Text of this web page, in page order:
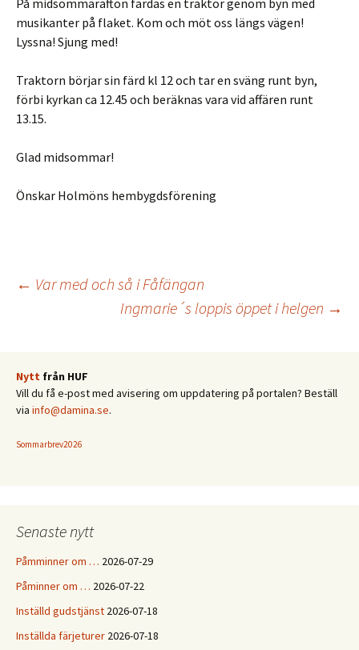
På midsommarafton färdas en traktor genom byn med
musikanter på flaket. Kom och möt oss längs vägen!
Lyssna! Sjung med!
Traktorn börjar sin färd kl 12 och tar en sväng runt byn,
förbi kyrkan ca 12.45 och beräknas vara vid affären runt
13.15.
Glad midsommar!
Önskar Holmöns hembygdsförening
Inläggsnavigering
← Var med och så i Fåfängan
Ingmarie´s loppis öppet i helgen →
Nytt från HUF
Vill du få e-post med avisering om uppdatering på portalen? Beställ
via info@damina.se.
Sommarbrev2026
Senaste nytt
Påmminner om … 2026-07-29
Påminner om … 2026-07-22
Inställd gudstjänst 2026-07-18
Inställda färjeturer 2026-07-18